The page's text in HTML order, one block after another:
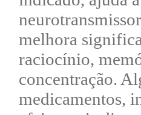
melhora
raciocínio,
concentração.
medicamentos,